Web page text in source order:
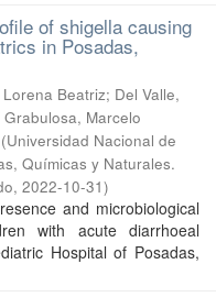
of shigella causing
in Posadas,
Beatriz; Del Valle,
Marcelo
(Universidad Nacional de
Químicas y Naturales.
, 2022-10-31)
and microbiological
with acute diarrhoeal
Hospital of Posadas,